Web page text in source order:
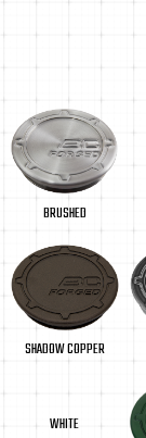
BRUSHED
SHADOW COPPER
WHITE